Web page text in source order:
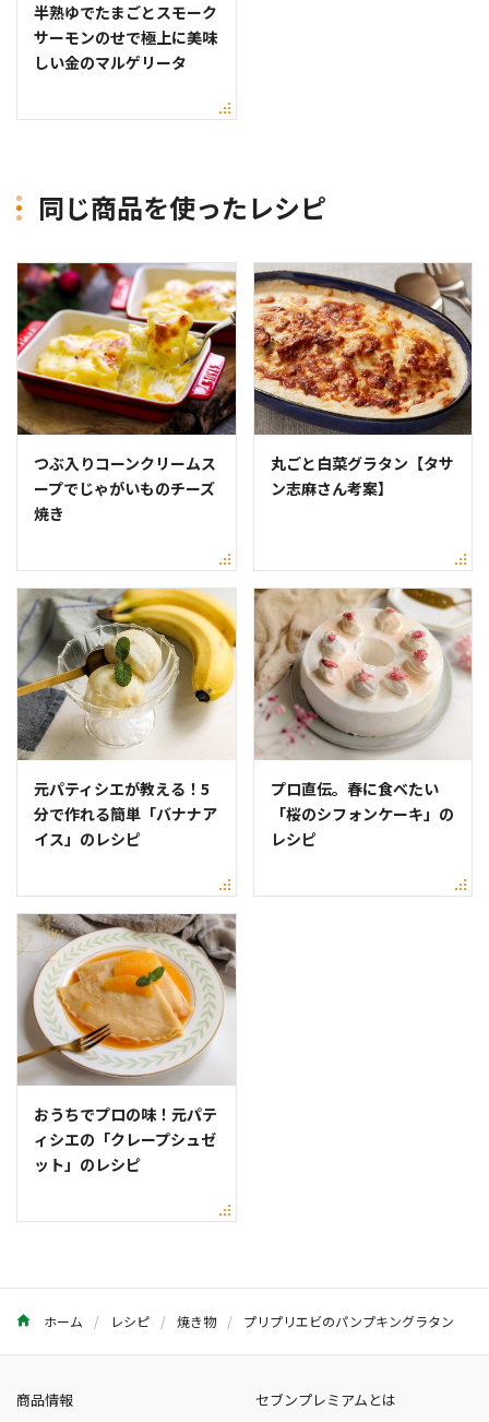
半熟ゆでたまごとスモーク
サーモンのせで極上に美味
しい金のマルゲリータ
同じ商品を使ったレシピ
つぶ入りコーンクリームス
ープでじゃがいものチーズ
焼き
丸ごと白菜グラタン【タサ
ン志麻さん考案】
元パティシエが教える！5
分で作れる簡単「バナナア
イス」のレシピ
プロ直伝。春に食べたい
「桜のシフォンケーキ」の
レシピ
おうちでプロの味！元パテ
ィシエの「クレープシュゼ
ット」のレシピ
ホーム レシピ 焼き物 プリプリエビのパンプキングラタン
商品情報 セブンプレミアムとは